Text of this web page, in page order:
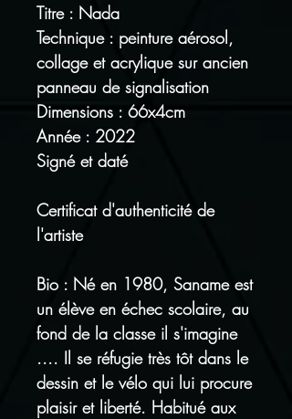
Titre : Nada
Technique : peinture aérosol,
collage et acrylique sur ancien
panneau de signalisation
Dimensions : 66x4cm
Année : 2022
Signé et daté
Certificat d'authenticité de
l'artiste
Bio : Né en 1980, Saname est
un élève en échec scolaire, au
fond de la classe il s'imagine
.... Il se réfugie très tôt dans le
dessin et le vélo qui lui procure
plaisir et liberté. Habitué aux